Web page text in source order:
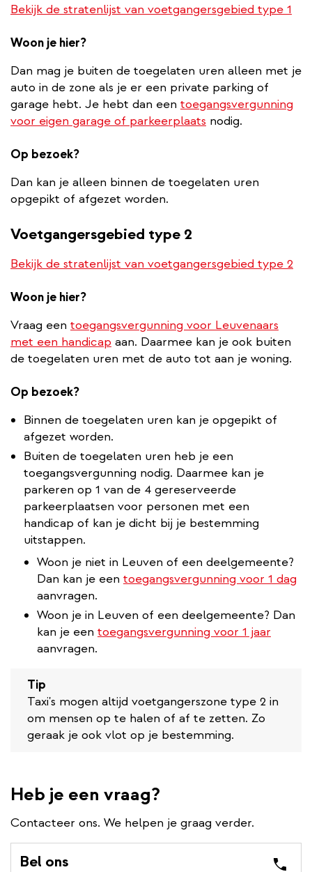
Bekijk de stratenlijst van voetgangersgebied type 1
Woon je hier?
Dan mag je buiten de toegelaten uren alleen met je
auto in de zone als je er een private parking of
garage hebt. Je hebt dan een toegangsvergunning
voor eigen garage of parkeerplaats nodig.
Op bezoek?
Dan kan je alleen binnen de toegelaten uren
opgepikt of afgezet worden.
Voetgangersgebied type 2
Bekijk de stratenlijst van voetgangersgebied type 2
Woon je hier?
Vraag een toegangsvergunning voor Leuvenaars
met een handicap aan. Daarmee kan je ook buiten
de toegelaten uren met de auto tot aan je woning.
Op bezoek?
Binnen de toegelaten uren kan je opgepikt of
afgezet worden.
Buiten de toegelaten uren heb je een
toegangsvergunning nodig. Daarmee kan je
parkeren op 1 van de 4 gereserveerde
parkeerplaatsen voor personen met een
handicap of kan je dicht bij je bestemming
uitstappen.
Woon je niet in Leuven of een deelgemeente?
Dan kan je een toegangsvergunning voor 1 dag
aanvragen.
Woon je in Leuven of een deelgemeente? Dan
kan je een toegangsvergunning voor 1 jaar
aanvragen.
Tip
Taxi's mogen altijd voetgangerszone type 2 in
om mensen op te halen of af te zetten. Zo
geraak je ook vlot op je bestemming.
Heb je een vraag?
Contacteer ons. We helpen je graag verder.
Bel ons